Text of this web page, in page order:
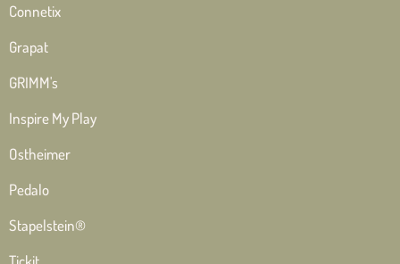
Connetix
Grapat
GRIMM's
Inspire My Play
Ostheimer
Pedalo
Stapelstein®